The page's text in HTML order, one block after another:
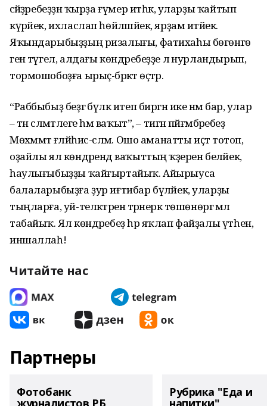
әсәйҙәребеҙҙән ҡыр­ҙа ғүмер итһәк, уларҙы ҡай­тып
күрәйек, ихласлап һөйләшәйек, ярҙам итәйек.
Яҡындарыбыҙҙың риза­лығы, фатихаһы бөгөнгө
генә түгел, алдағы көндә­ребеҙҙе лә нурландырып,
тормошобоҙға ырыҫ-бәрәкәт өҫтәр.
“Раббыбыҙ беҙгә бүләк итеп биргән ике нәмә бар, улар
– тән сәләмәтлеге һәм ваҡыт”, – тигән пәй­ғәм­бәребеҙ
Мөхәммәт ғә­ләйһис-сәләм. Ошо аманатты иҫтә тотоп,
оҙайлы ял көндәрендә ваҡыттың ҡә­ҙерен беләйек,
һау­лығыбыҙҙы ҡайғыртайыҡ. Айырыуса
балаларыбыҙға ҙур иғтибар бүләйек, улар­ҙы
тыңларға, уй-теләк­тә­рен тәрәнерәк төшөнөргә әмәл
табайыҡ. Ял көн­дә­ребеҙ һәр яҡлап файҙалы үтһен,
иншаллаһ!
Читайте нас
Партнеры
Фотобанк
журналистов РБ
Рубрика "Еда и
напитки"